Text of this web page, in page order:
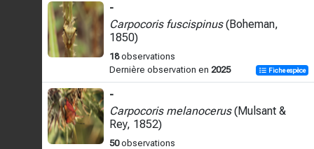
-
Carpocoris fuscispinus(Boheman,
1850)
18observations
Dernière observation en 2025 Fiche espèce
-
Carpocoris melanocerus(Mulsant &
Rey, 1852)
50observations